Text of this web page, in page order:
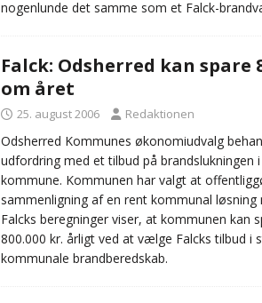
nogenlunde det samme som et Falck-
Falck: Odsherred kan spare
om året
25. august 2006 Redaktionen
Odsherred Kommunes økonomiudvalg
udfordring med et tilbud på brandslukningen
kommune. Kommunen har valgt at
sammenligning af en rent kommunal løsning
Falcks beregninger viser, at kommunen kan
800.000 kr. årligt ved at vælge Falcks tilbud i
kommunale brandberedskab.